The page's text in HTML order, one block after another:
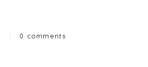
| 0 comments